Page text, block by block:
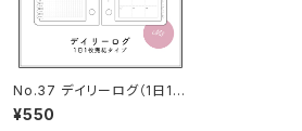
No.37 デイリーログ（1日1枚
完結タイプ・3穴サイズ）
¥550